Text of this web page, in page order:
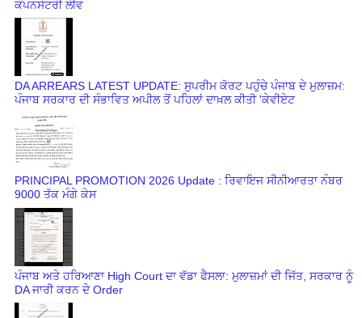
ਕੰਪਨਸੇਟਰੀ ਲੀਵ
DA ARREARS LATEST UPDATE: ਸੁਪਰੀਮ ਕੋਰਟ ਪਹੁੰਚੇ ਪੰਜਾਬ ਦੇ ਮੁਲਾਜ਼ਮ:
ਪੰਜਾਬ ਸਰਕਾਰ ਦੀ ਸੰਭਾਵਿਤ ਅਪੀਲ ਤੋਂ ਪਹਿਲਾਂ ਦਾਖ਼ਲ ਕੀਤੀ 'ਕੇਵੀਏਟ
PRINCIPAL PROMOTION 2026 Update : ਰਿਵਾਇਜ ਸੀਨੀਆਰਤਾ ਨੰਬਰ
9000 ਤੱਕ ਮੰਗੇ ਕੇਸ
ਪੰਜਾਬ ਅਤੇ ਹਰਿਆਣਾ High Court ਦਾ ਵੱਡਾ ਫੈਸਲਾ: ਮੁਲਾਜ਼ਮਾਂ ਦੀ ਜਿੱਤ, ਸਰਕਾਰ ਨੂੰ
DA ਜਾਰੀ ਕਰਨ ਦੇ Order